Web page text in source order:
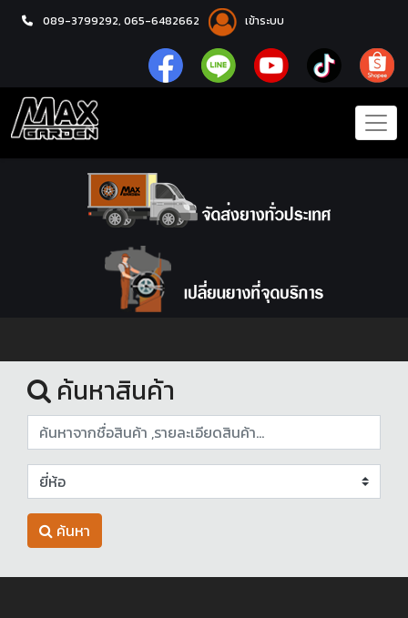
089-3799292, 065-6482662 เข้าระบบ
หน้าแรก
ค้นหาสินค้า
ค้นหา